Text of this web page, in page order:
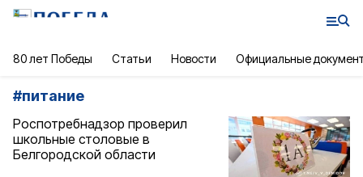
80 лет Победы Статьи Новости Официальные
#питание
Роспотребнадзор проверил
школьные столовые в
Белгородской области